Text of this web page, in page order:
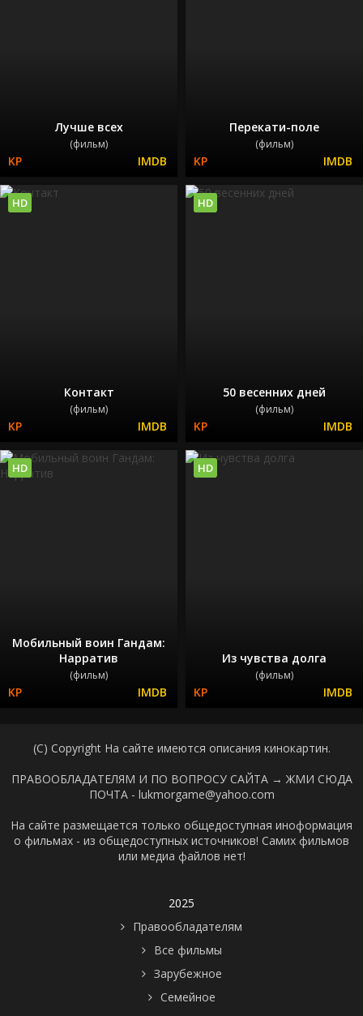
Лучше всех
(фильм)
Перекати-поле
(фильм)
Контакт
(фильм)
HD
50 весенних дней
(фильм)
HD
Мобильный воин Гандам:
Нарратив
(фильм)
HD
Из чувства долга
(фильм)
HD
(C) Copyright На сайте имеются описания кинокартин.
ПРАВООБЛАДАТЕЛЯМ И ПО ВОПРОСУ САЙТА → ЖМИ СЮДА
ПОЧТА - lukmorgame@yahoo.com
На сайте размещается только общедоступная иноформация
о фильмах - из общедоступных источников! Самих фильмов
или медиа файлов нет!
2025
Правообладателям
Все фильмы
Зарубежное
Семейное